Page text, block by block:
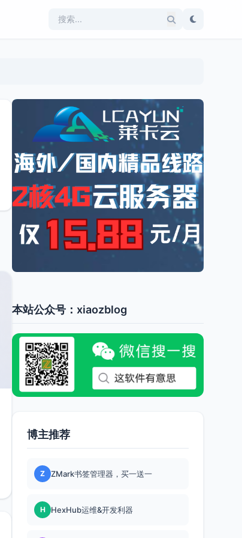
本站公众号：xiaozblog
博主推荐
Z ZMark书签管理器，买一送一
H HexHub运维&开发利器